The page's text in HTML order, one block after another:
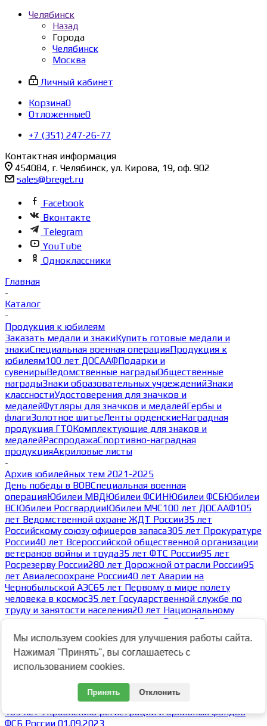
Челябинск
Назад
Города
Челябинск
Москва
Личный кабинет
Корзина0
Отложенные0
+7 (351) 247-26-77
Контактная информация
454084, г. Челябинск, ул. Кирова, 19, оф. 902
sales@breget.ru
Facebook
Вконтакте
Telegram
YouTube
Одноклассники
Главная
-
Каталог
-
Продукция к юбилеям
Заказать медали и знакиКупить готовые медали и
знакиСпециальная военная операцияПродукция к
юбилеям100 лет ДОСААФПодарки и
сувенирыВедомственные наградыОбщественные
наградыЗнаки образовательных учрежденийЗнаки
классностиУдостоверения для значков и
медалейФутляры для значков и медалейГербы и
флагиЗолотное шитьеЛенты орденскиеНаградная
продукция ГТОКомплектующие для знаков и
медалейРаспродажаСпортивно-наградная
продукцияАкриловые листы
-
Архив юбилейных тем 2021-2025
День победы в ВОВСпециальная военная
операцияЮбилеи МВДЮбилеи ФСИНЮбилеи ФСБЮбилеи
ВСЮбилеи РосгвардииЮбилеи МЧС100 лет ДОСААФ105
лет Ведомственной охране ЖДТ России35 лет
Российскому союзу офицеров запаса305 лет Прокуратуре
России40 лет Всероссийской общественной организации
ветеранов войны и труда35 лет ФТС России95 лет
Росрезерву России280 лет Дорожной отрасли России95
лет Авиалесоохране России40 лет Аварии на
Чернобыльской АЭС65 лет Первому в мире полету
человека в космос35 лет Государственной службе по
труду и занятости населения20 лет Национальному
антитеррористическому комитету России35 лет
Возрождению казачества России и Союза казаков
России80 лет Победы в Великой Отечественной
войнеАрхив юбилейных тем
Архив тем 2024Архив тем 2023
105 лет Управлению регистрации и архивных фондов
ФСБ России 01.09.2023
Мы используем cookies для улучшения работы сайта.
Нажимая "Принять", вы соглашаетесь с
использованием cookies.
Принять Отклонить